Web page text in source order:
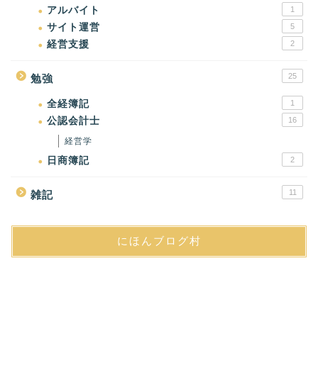
アルバイト 1
サイト運営 5
経営支援 2
勉強 25
全経簿記 1
公認会計士 16
経営学
日商簿記 2
雑記 11
にほんブログ村